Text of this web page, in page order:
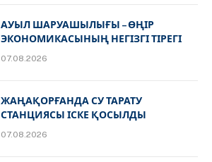
АУЫЛ ШАРУАШЫЛЫҒЫ – ӨҢІР
ЭКОНОМИКАСЫНЫҢ НЕГІЗГІ ТІРЕГІ
07.08.2026
ЖАҢАҚОРҒАНДА СУ ТАРАТУ
СТАНЦИЯСЫ ІСКЕ ҚОСЫЛДЫ
07.08.2026